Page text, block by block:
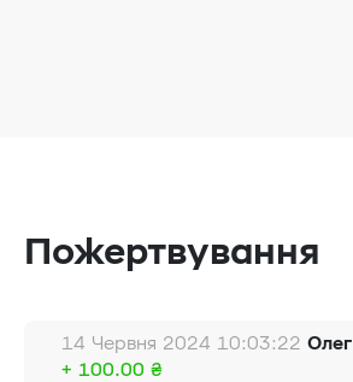
Пожертвування
14 Червня 2024 10:03:22 Олег
+ 100.00 ₴